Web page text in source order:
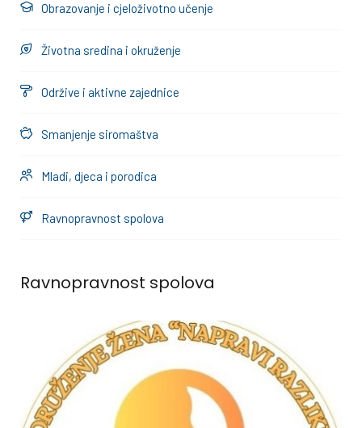
Obrazovanje i cjeloživotno učenje
Životna sredina i okruženje
Održive i aktivne zajednice
Smanjenje siromaštva
Mladi, djeca i porodica
Ravnopravnost spolova
Ravnopravnost spolova